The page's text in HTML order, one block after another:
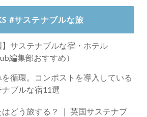
#サステナブルな旅
】サステナブルな宿・ホテル
編集部おすすめ）
循環。コンポストを導入している
ブルな宿11選
旅する？ ｜ 英国サステナブ